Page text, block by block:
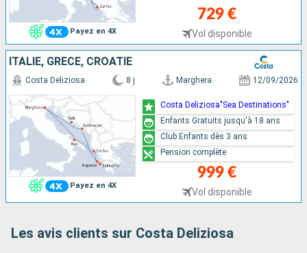
Payez en 4X
729 €
Vol disponible
ITALIE, GRÈCE, CROATIE
Payez en 4X
Costa Deliziosa 8 j Marghera 12/09/2026
999 €
Vol disponible
Costa Deliziosa"Sea Destinations"
Enfants Gratuits jusqu'à 18 ans
Club Enfants dès 3 ans
Pension complète
Les avis clients sur Costa Deliziosa